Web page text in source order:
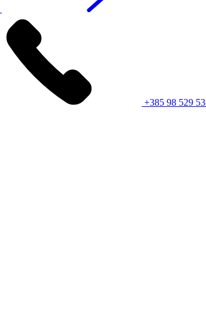
+385 98 529